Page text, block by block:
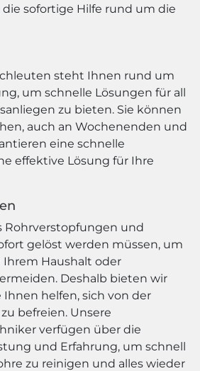
sofortige Hilfe rund um die
steht Ihnen rund um
um schnelle Lösungen für all
zu bieten. Sie können
auch an Wochenenden und
eine schnelle
effektive Lösung für Ihre
Rohrverstopfungen und
gelöst werden müssen, um
Haushalt oder
Deshalb bieten wir
Ihnen helfen, sich von der
befreien. Unsere
verfügen über die
und Erfahrung, um schnell
zu reinigen und alles wieder